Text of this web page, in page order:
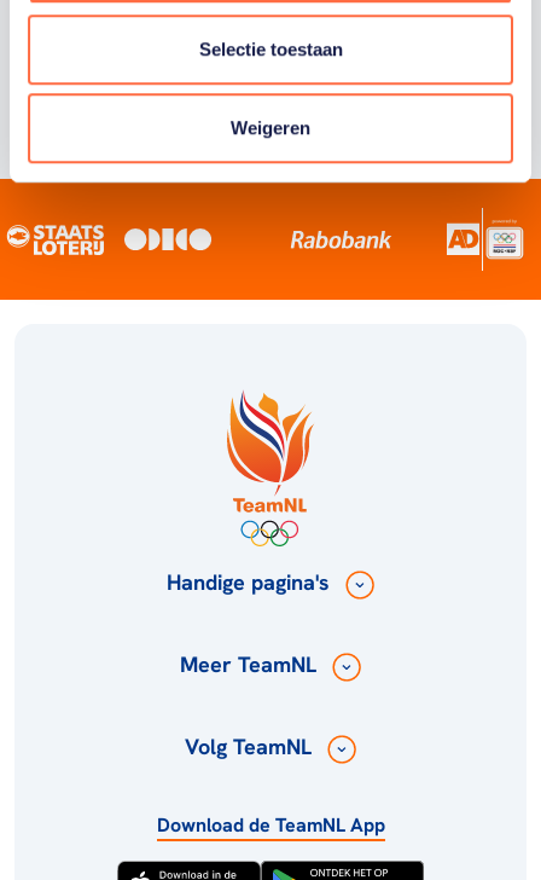
Selectie toestaan
Weigeren
Handige pagina's
Meer TeamNL
Volg TeamNL
Download de TeamNL App